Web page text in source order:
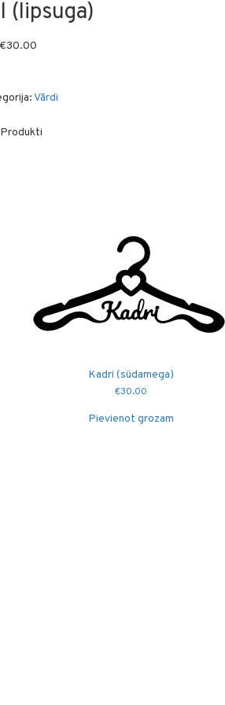
(lipsuga)
€30.00
Vārdi
Kadri (südamega)
€30.00
Pievienot grozam